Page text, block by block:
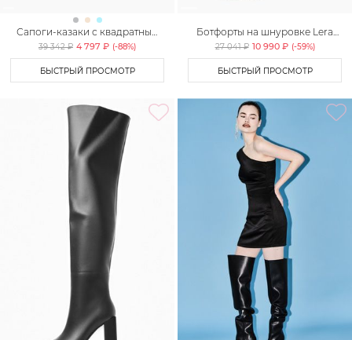
Сапоги-казаки с квадратным
мысом Lera Nena Unreal
39 342 ₽ 4 797 ₽ (-88%)
БЫСТРЫЙ ПРОСМОТР
Ботфорты на шнуровке Lera
Nena Unreal
27 041 ₽ 10 990 ₽ (-59%)
БЫСТРЫЙ ПРОСМОТР